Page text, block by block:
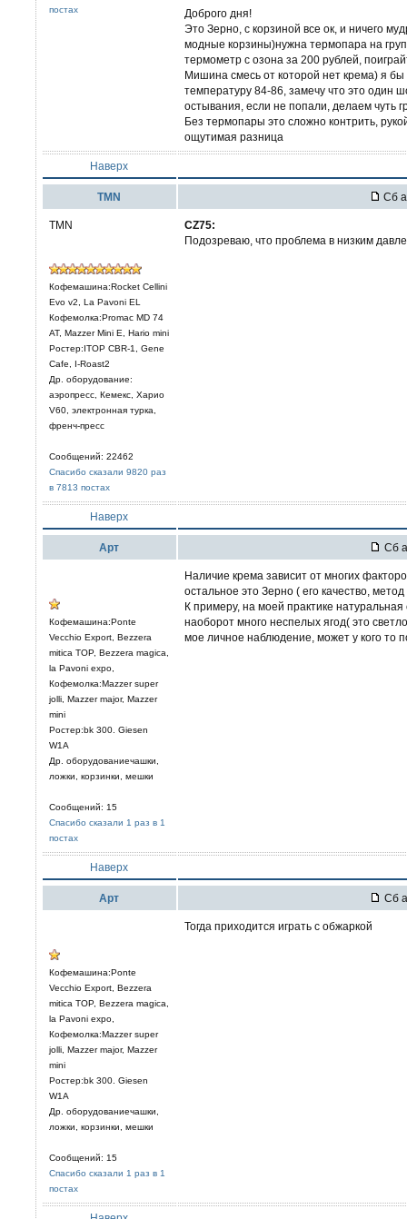
постах
Доброго дня!
Это Зерно, с корзиной все ок, и ничего
модные корзины)нужна термопара на
термометр с озона за 200 рублей,
Мишина смесь от которой нет крема) я
температуру 84-86, замечу что это один
остывания, если не попали, делаем чуть
Без термопары это сложно контрить,
ощутимая разница
Наверх
TMN Сб
TMN
Кофемашина:Rocket Cellini
Evo v2, La Pavoni EL
Кофемолка:Promac MD 74
AT, Mazzer Mini E, Hario mini
Ростер:ITOP CBR-1, Gene
Cafe, I-Roast2
Др. оборудование:
аэропресс, Кемекс, Харио
V60, электронная турка,
френч-пресс
Сообщений: 22462
Спасибо сказали 9820 раз
в 7813 постах
CZ75:
Подозреваю, что проблема в низким
Наверх
Арт Сб
Кофемашина:Ponte
Vecchio Export, Bezzera
mitica TOP, Bezzera magica,
la Pavoni expo,
Кофемолка:Mazzer super
jolli, Mazzer major, Mazzer
mini
Ростер:bk 300. Giesen
W1A
Др. оборудованиечашки,
ложки, корзинки, мешки
Сообщений: 15
Спасибо сказали 1 раз в 1
постах
Наличие крема зависит от многих
остальное это Зерно ( его качество,
К примеру, на моей практике
наоборот много неспелых ягод( это
мое личное наблюдение, может у кого то
Наверх
Арт Сб
Кофемашина:Ponte
Vecchio Export, Bezzera
mitica TOP, Bezzera magica,
la Pavoni expo,
Кофемолка:Mazzer super
jolli, Mazzer major, Mazzer
mini
Ростер:bk 300. Giesen
W1A
Др. оборудованиечашки,
ложки, корзинки, мешки
Сообщений: 15
Спасибо сказали 1 раз в 1
постах
Тогда приходится играть с обжаркой